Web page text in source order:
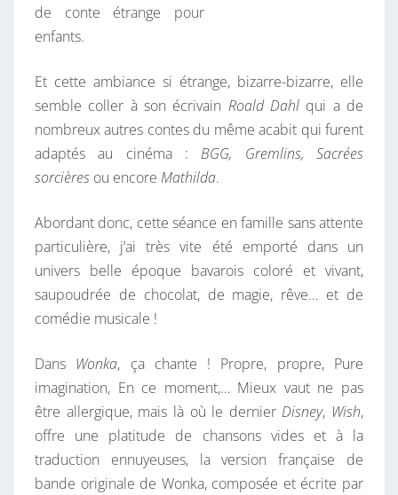
de conte étrange pour
enfants.
Et cette ambiance si étrange, bizarre-bizarre, elle
semble coller à son écrivain Roald Dahl qui a de
nombreux autres contes du même acabit qui furent
adaptés au cinéma :BGG, Gremlins, Sacrées
sorcières ou encore Mathilda.
Abordant donc, cette séance en famille sans attente
particulière, j’ai très vite été emporté dans un
univers belle époque bavarois coloré et vivant,
saupoudrée de chocolat, de magie, rêve… et de
comédie musicale !
Dans Wonka, ça chante ! Propre, propre, Pure
imagination, En ce moment,… Mieux vaut ne pas
être allergique, mais là où le dernierDisney, Wish,
offre une platitude de chansons vides et à la
traduction ennuyeuses, la version française de
bande originale de Wonka, composée et écrite par